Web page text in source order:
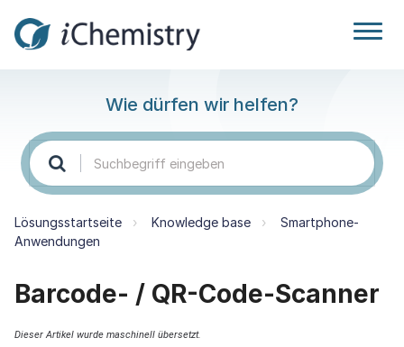
Wie dürfen wir helfen?
Lösungsstartseite Knowledge base
Smartphone-
Anwendungen
Barcode- / QR-Code-Scanner
Dieser Artikel wurde maschinell übersetzt.